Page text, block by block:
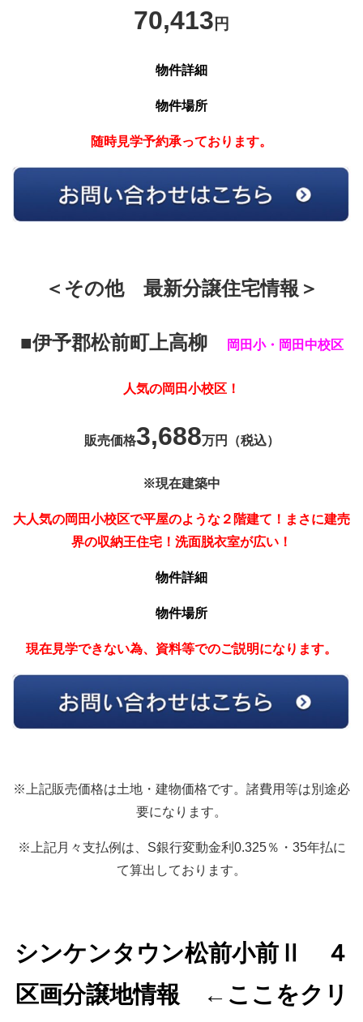
70,413 円
物件詳細
物件場所
随時見学予約承っております。
＜その他 最新分譲住宅情報＞
■伊予郡松前町上高柳 岡田小・岡田中校区
人気の岡田小校区！
販売価格3,688万円（税込）
※現在建築中
大人気の岡田小校区で平屋のような２階建て！まさに建売
界の収納王住宅！洗面脱衣室が広い！
物件詳細
物件場所
現在見学できない為、資料等でのご説明になります。
※上記販売価格は土地・建物価格です。諸費用等は別途必
要になります。
※上記月々支払例は、S銀行変動金利0.325％・35年払に
て算出しております。
シンケンタウン松前小前Ⅱ ４
区画分譲地情報 ←ここをクリ